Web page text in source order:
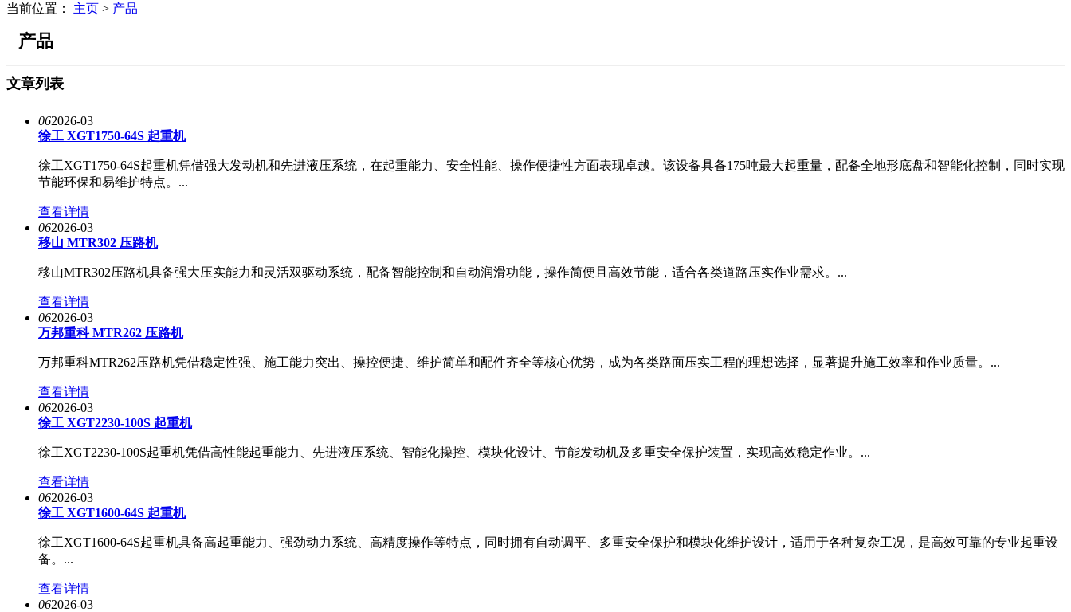
当前位置： 主页 > 产品
产品
文章列表
062026-03
徐工 XGT1750-64S 起重机
徐工XGT1750-64S起重机凭借强大发动机和先进液压系统，在起重能力、安全性能、操作便捷性方面表现卓越。该设备具备175吨最大起重量，配备全地形底盘和智能化控制，同时实现
节能环保和易维护特点。...
查看详情
062026-03
移山 MTR302 压路机
移山MTR302压路机具备强大压实能力和灵活双驱动系统，配备智能控制和自动润滑功能，操作简便且高效节能，适合各类道路压实作业需求。...
查看详情
062026-03
万邦重科 MTR262 压路机
万邦重科MTR262压路机凭借稳定性强、施工能力突出、操控便捷、维护简单和配件齐全等核心优势，成为各类路面压实工程的理想选择，显著提升施工效率和作业质量。...
查看详情
062026-03
徐工 XGT2230-100S 起重机
徐工XGT2230-100S起重机凭借高性能起重能力、先进液压系统、智能化操控、模块化设计、节能发动机及多重安全保护装置，实现高效稳定作业。...
查看详情
062026-03
徐工 XGT1600-64S 起重机
徐工XGT1600-64S起重机具备高起重能力、强劲动力系统、高精度操作等特点，同时拥有自动调平、多重安全保护和模块化维护设计，适用于各种复杂工况，是高效可靠的专业起重设
备。...
查看详情
062026-03